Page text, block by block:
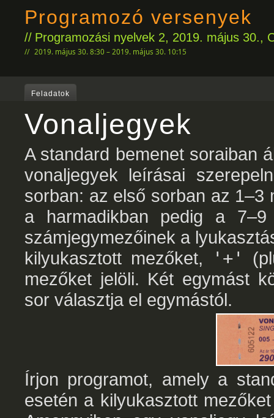
Programozó versenyek
Programozási nyelvek 2, 2019. május 30.,
2019. május 30. 8:30 – 2019. május 30. 10:15
Feladatok
Vonaljegyek
A standard bemenet soraiban
vonaljegyek leírásai
sorban: az első sorban az 1–3
a harmadikban pedig a
számjegymezőinek a
kilyukasztott mezőket,
'+'
mezőket jelöli. Két egymást
sor választja el egymástól.
Írjon programot, amely a
esetén a kilyukasztott